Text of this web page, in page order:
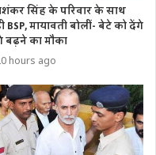
सिंह के परिवार के साथ
BSP, मायावती बोलीं- बेटे को देंगे
का मौका
hours ago